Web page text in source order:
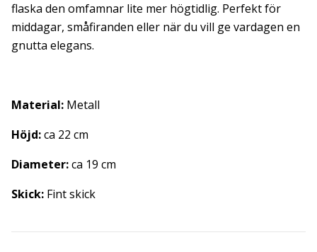
flaska den omfamnar lite mer högtidlig. Perfekt för
middagar, småfiranden eller när du vill ge vardagen en
gnutta elegans.
Material: Metall
Höjd:ca 22 cm
Diameter:ca 19 cm
Skick: Fint skick